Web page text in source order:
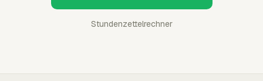
Stundenzettelrechner